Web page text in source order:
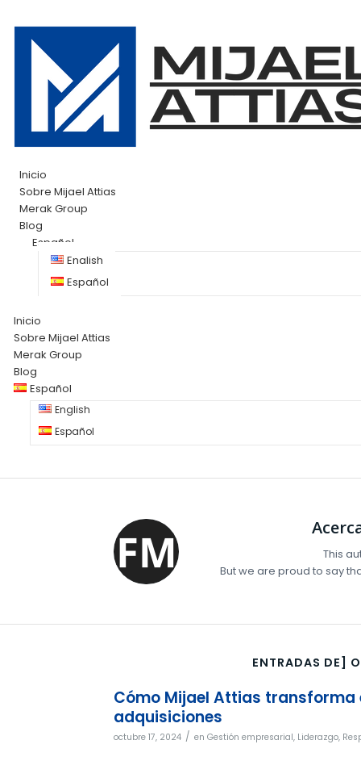
Inicio
Sobre Mijael Attias
Merak Group
Blog
Español
English
Español
Inicio
Sobre Mijael Attias
Merak Group
Blog
Español
English
Español
This
But we are proud to say
ENTRADAS DE]
Cómo Mijael Attias transforma
adquisiciones
octubre 17, 2024 / en Gestión empresarial, Liderazgo,